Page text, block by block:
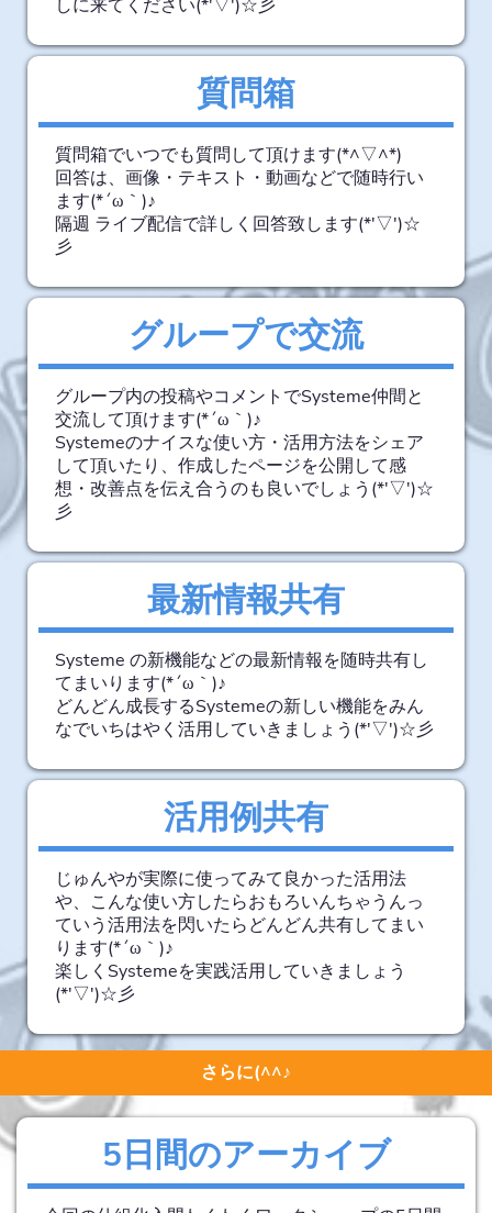
質問箱
質問箱でいつでも質問して頂けます(*^▽^*)
回答は、画像・テキスト・動画などで随時行い
ます(*´ω｀)♪
隔週 ライブ配信で詳しく回答致します(*'▽')☆
彡
しに来てください(*'▽')☆彡
グループで交流
グループ内の投稿やコメントでSysteme仲間と
交流して頂けます(*´ω｀)♪
Systemeのナイスな使い方・活用方法をシェア
して頂いたり、作成したページを公開して感
想・改善点を伝え合うのも良いでしょう(*'▽')☆
彡
最新情報共有
Systeme の新機能などの最新情報を随時共有し
てまいります(*´ω｀)♪
どんどん成長するSystemeの新しい機能をみん
なでいちはやく活用していきましょう(*'▽')☆彡
活用例共有
じゅんやが実際に使ってみて良かった活用法
や、こんな使い方したらおもろいんちゃうんっ
ていう活用法を閃いたらどんどん共有してまい
ります(*´ω｀)♪
楽しくSystemeを実践活用していきましょう
(*'▽')☆彡
さらに(^^♪
5日間のアーカイブ